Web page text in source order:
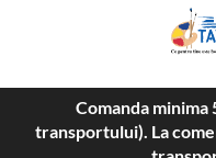
Comanda minima
transportului). La